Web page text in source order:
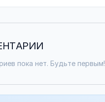
пока нет. Будьте первым!